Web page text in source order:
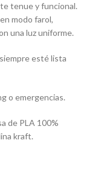
tenue y funcional.
modo farol,
una luz uniforme.
esté lista
o emergencias.
de PLA 100%
kraft.